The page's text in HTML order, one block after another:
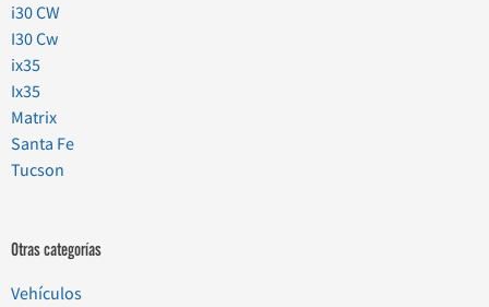
i30 CW
I30 Cw
ix35
Ix35
Matrix
Santa Fe
Tucson
Otras categorías
Vehículos